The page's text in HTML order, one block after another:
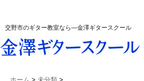
交野市のギター教室なら―金澤ギタースクール